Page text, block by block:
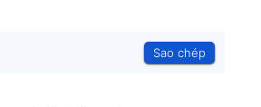
Sao chép